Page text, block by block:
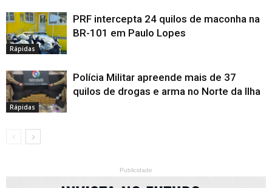
Rápidas
PRF intercepta 24 quilos de maconha na
BR-101 em Paulo Lopes
Rápidas
Polícia Militar apreende mais de 37
quilos de drogas e arma no Norte da Ilha
Publicidade